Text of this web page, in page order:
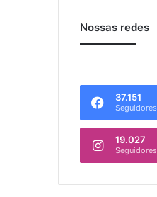
Nossas redes
37.151
Seguidores
19.027
Seguidores